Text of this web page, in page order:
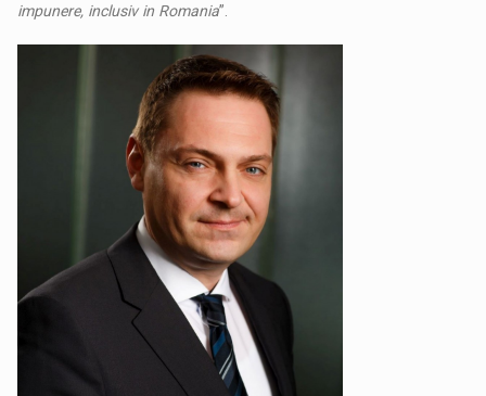
impunere, inclusiv in Romania”.